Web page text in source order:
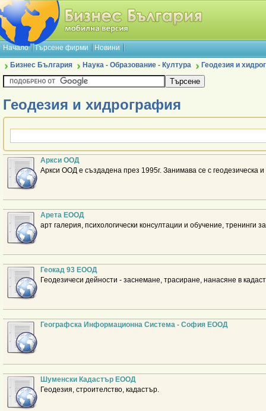
Начало Търсене фирми Новини
Бизнес България Наука - Образование - Култура Геодезия и
Геодезия и хидрография
Аркси ООД
Аркси ООД е създадена през 1995г. Занимава се с геодезическа и
Арета ЕООД
арт галерия, психологически консултации и обучение, тренинги
Геокад 93 ЕООД
Геодезичеси дейности - заснемане, трасиране, нанасяне в
Географска Информационна Система - София ЕООД
Шуменски Кадастър ЕООД
Геодезия, строителство, кадастър.